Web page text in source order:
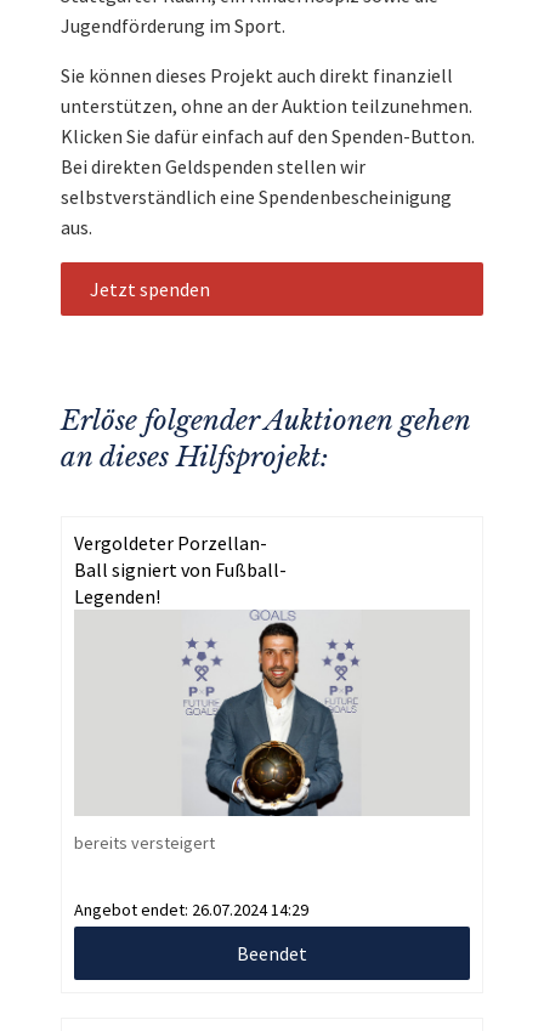
Jugendförderung im Sport.
Sie können dieses Projekt auch direkt finanziell
unterstützen, ohne an der Auktion teilzunehmen.
Klicken Sie dafür einfach auf den Spenden-Button.
Bei direkten Geldspenden stellen wir
selbstverständlich eine Spendenbescheinigung
aus.
Jetzt spenden
Erlöse folgender Auktionen gehen
an dieses Hilfsprojekt:
Vergoldeter Porzellan-
Ball signiert von Fußball-
Legenden!
bereits versteigert
Angebot endet: 26.07.2024 14:29
Beendet